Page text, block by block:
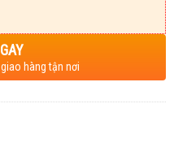
hàng tận nơi